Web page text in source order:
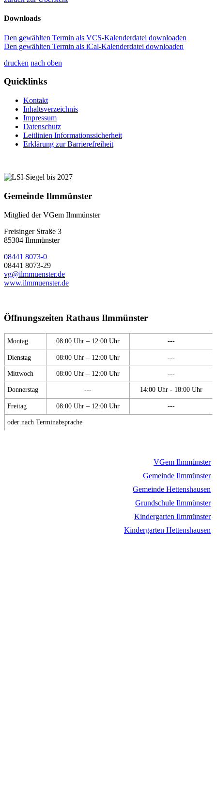
Downloads
Den gewählten Termin als VCS-Kalenderdatei downloaden
Den gewählten Termin als iCal-Kalenderdatei downloaden
drucken nach oben
Quicklinks
Kontakt
Inhaltsverzeichnis
Impressum
Datenschutz
Leitlinien Informationssicherheit
Erklärung zur Barrierefreiheit
Gemeinde Ilmmünster
Mitglied der VGem Ilmmünster
Freisinger Straße 3
85304 Ilmmünster
08441 8073-0
08441 8073-29
vg@ilmmuenster.de
www.ilmmuenster.de
Öffnungszeiten Rathaus Ilmmünster
Montag 08:00 Uhr – 12:00 Uhr ---
Dienstag 08:00 Uhr – 12:00 Uhr ---
Mittwoch 08:00 Uhr – 12:00 Uhr ---
Donnerstag --- 14:00 Uhr - 18:00 Uhr
Freitag 08:00 Uhr – 12:00 Uhr ---
oder nach Terminabsprache
VGem Ilmmünster
Gemeinde Ilmmünster
Gemeinde Hettenshausen
Grundschule Ilmmünster
Kindergarten Ilmmünster
Kindergarten Hettenshausen